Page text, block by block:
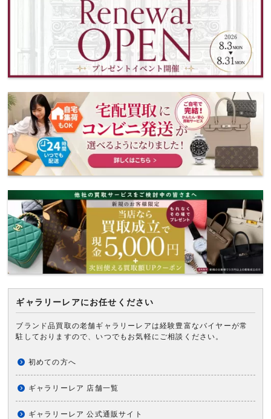
ギャラリーレアにお任せください
ブランド品買取の老舗ギャラリーレアは経験豊富なバイヤーが常
駐しておりますので、いつでもお気軽にご相談ください。
初めての方へ
ギャラリーレア 店舗一覧
ギャラリーレア 公式通販サイト